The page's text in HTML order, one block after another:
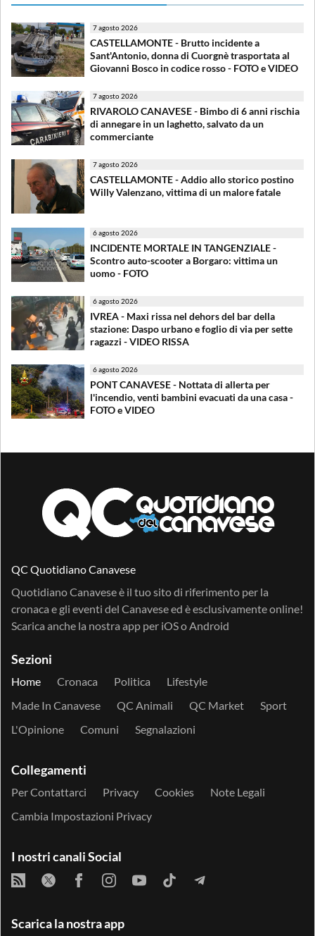
7 agosto 2026
CASTELLAMONTE - Brutto incidente a
Sant'Antonio, donna di Cuorgnè trasportata al
Giovanni Bosco in codice rosso - FOTO e VIDEO
7 agosto 2026
RIVAROLO CANAVESE - Bimbo di 6 anni rischia
di annegare in un laghetto, salvato da un
commerciante
7 agosto 2026
CASTELLAMONTE - Addio allo storico postino
Willy Valenzano, vittima di un malore fatale
6 agosto 2026
INCIDENTE MORTALE IN TANGENZIALE -
Scontro auto-scooter a Borgaro: vittima un
uomo - FOTO
6 agosto 2026
IVREA - Maxi rissa nel dehors del bar della
stazione: Daspo urbano e foglio di via per sette
ragazzi - VIDEO RISSA
6 agosto 2026
PONT CANAVESE - Nottata di allerta per
l'incendio, venti bambini evacuati da una casa -
FOTO e VIDEO
QC Quotidiano Canavese
Quotidiano Canavese è il tuo sito di riferimento per la
cronaca e gli eventi del Canavese ed è esclusivamente online!
Scarica anche la nostra app per iOSo Android
Sezioni
Home Cronaca Politica
Lifestyle
Made In Canavese
QC Animali QC Market
Sport
L'Opinione
Comuni Segnalazioni
Collegamenti
Per Contattarci Privacy Cookies
Note Legali
Cambia Impostazioni Privacy
I nostri canali Social
Scarica la nostra app